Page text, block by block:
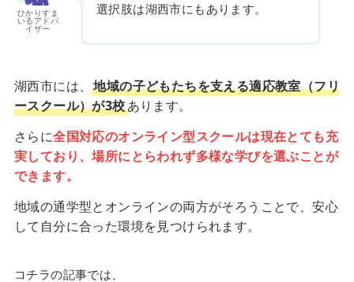
ひかりすま
いるアドバ
イザー
選択肢は湖西市にもあります。
湖西市には、地域の子どもたちを支える適応教室（フリ
ースクール）が3校あります。
さらに全国対応のオンライン型スクールは現在とても充
実しており、場所にとらわれず多様な学びを選ぶことが
できます。
地域の通学型とオンラインの両方がそろうことで、安心
して自分に合った環境を見つけられます。
コチラの記事では、